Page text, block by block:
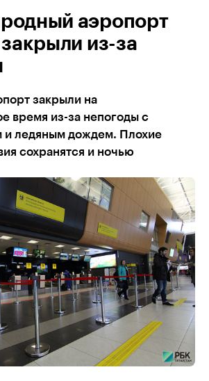
аэропорт
из-за
закрыли на
время из-за непогоды с
и ледяным дождем. Плохие
сохранятся и ночью